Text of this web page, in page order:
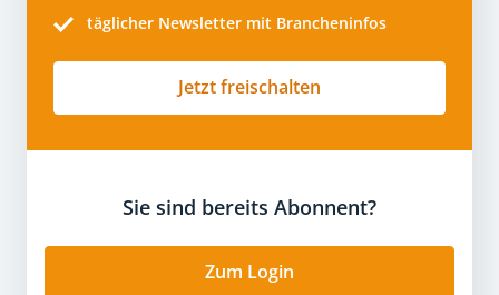
täglicher Newsletter mit Brancheninfos
Jetzt freischalten
Sie sind bereits Abonnent?
Zum Login